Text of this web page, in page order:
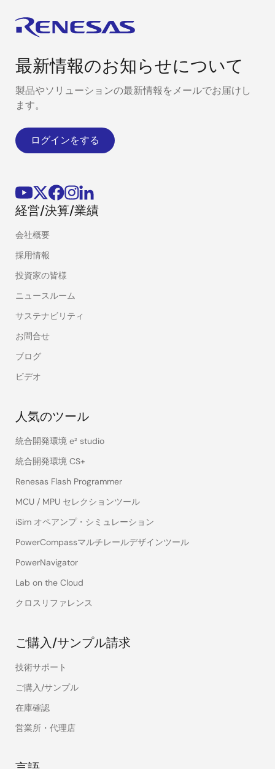
最新情報のお知らせについて
製品やソリューションの最新情報をメールでお届けし
ます。
ログインをする
経営/決算/業績
会社概要
採用情報
投資家の皆様
ニュースルーム
サステナビリティ
お問合せ
ブログ
ビデオ
人気のツール
統合開発環境 e² studio
統合開発環境 CS+
Renesas Flash Programmer
MCU / MPU セレクションツール
iSim オペアンプ・シミュレーション
PowerCompassマルチレールデザインツール
PowerNavigator
Lab on the Cloud
クロスリファレンス
ご購入/サンプル請求
技術サポート
ご購入/サンプル
在庫確認
営業所・代理店